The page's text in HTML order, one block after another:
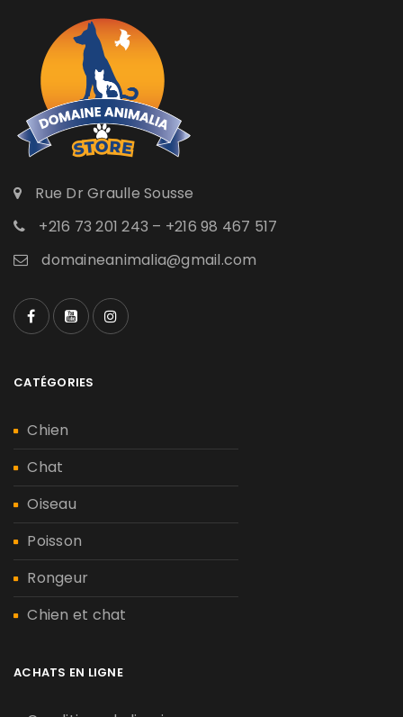
Rue Dr Graulle Sousse
+216 73 201 243 – +216 98 467 517
domaineanimalia@gmail.com
CATÉGORIES
Chien
Chat
Oiseau
Poisson
Rongeur
Chien et chat
ACHATS EN LIGNE